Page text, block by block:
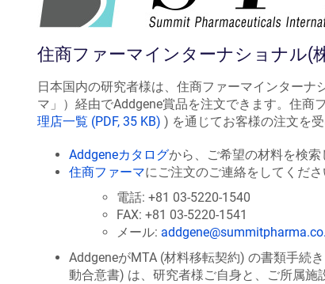
住商ファーマインターナショナル(
日本国内の研究者様は、住商ファーマインターナ
マ」）経由でAddgene賞品を注文できます。住商
理店一覧 (PDF, 35 KB) ) を通じてお客様の注文を受
Addgeneカタログから、ご希望の材料を検索
住商ファーマにご注文のご連絡をしてくださ
電話: +81 03-5220-1540
FAX: +81 03-5220-1541
メール:
AddgeneがMTA (材料移転契約) の書類手続
動合意書) は、研究者様ご自身と、ご所属施